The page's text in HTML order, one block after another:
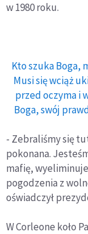
w 1980 roku.
Kto szuka Boga,
Musi się wciąż
przed oczyma i
Boga, swój
- Zebraliśmy się
pokonana.
mafię,
pogodzenia z
oświadczył
W Corleone koło